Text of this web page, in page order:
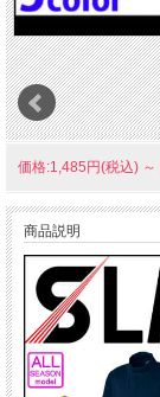
価格:1,485円(税込) ～
商品説明